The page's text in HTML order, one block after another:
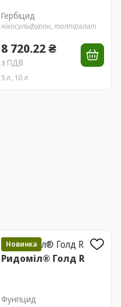
Гербіцид
нікосульфурон, толпіралат
8 720.22 ₴
з ПДВ
5 л, 10 л
Новинка
Ридоміл® Голд R
Фунгіцид